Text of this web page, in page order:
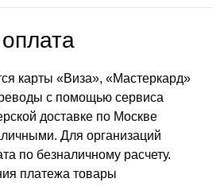
карты «Виза», «Мастеркард»
с помощью сервиса
доставке по Москве
Для организаций
по безналичному расчету.
платежа товары